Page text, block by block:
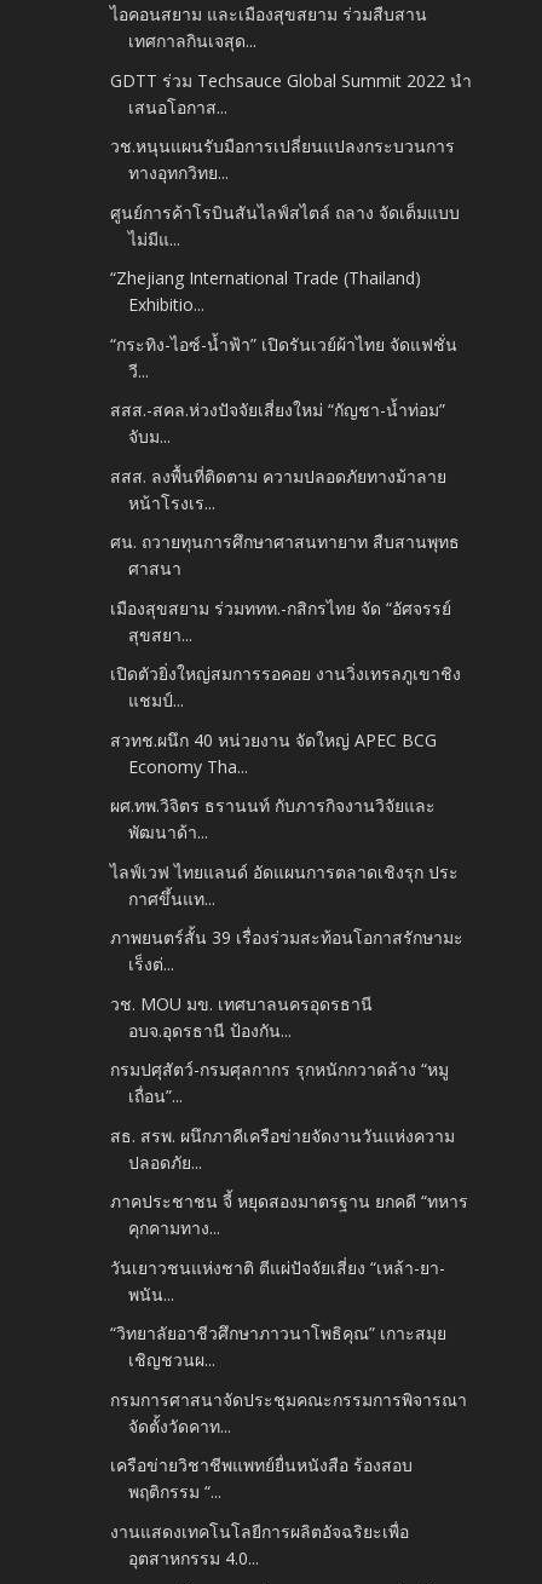
ไอคอนสยาม และเมืองสุขสยาม ร่วมสืบสาน
เทศกาลกินเจสุด...
GDTT ร่วม Techsauce Global Summit 2022 นำ
เสนอโอกาส...
วช.หนุนแผนรับมือการเปลี่ยนแปลงกระบวนการ
ทางอุทกวิทย...
ศูนย์การค้าโรบินสันไลฟ์สไตล์ ถลาง จัดเต็มแบบ
ไม่มีแ...
“Zhejiang International Trade (Thailand)
Exhibitio...
“กระทิง-ไอซ์-น้ำฟ้า” เปิดรันเวย์ผ้าไทย จัดแฟชั่น
วี...
สสส.-สคล.ห่วงปัจจัยเสี่ยงใหม่ “กัญชา-น้ำท่อม”
จับม...
สสส. ลงพื้นที่ติดตาม ความปลอดภัยทางม้าลาย
หน้าโรงเร...
ศน. ถวายทุนการศึกษาศาสนทายาท สืบสานพุทธ
ศาสนา
เมืองสุขสยาม ร่วมททท.-กสิกรไทย จัด “อัศจรรย์
สุขสยา...
เปิดตัวยิ่งใหญ่สมการรอคอย งานวิ่งเทรลภูเขาชิง
แชมป์...
สวทช.ผนึก 40 หน่วยงาน จัดใหญ่ APEC BCG
Economy Tha...
ผศ.ทพ.วิจิตร ธรานนท์ กับภารกิจงานวิจัยและ
พัฒนาด้า...
ไลฟ์เวฟ ไทยแลนด์ อัดแผนการตลาดเชิงรุก ประ
กาศขึ้นแท...
ภาพยนตร์สั้น 39 เรื่องร่วมสะท้อนโอกาสรักษามะ
เร็งต่...
วช. MOU มข. เทศบาลนครอุดรธานี
อบจ.อุดรธานี ป้องกัน...
กรมปศุสัตว์-กรมศุลกากร รุกหนักกวาดล้าง “หมู
เถื่อน”...
สธ. สรพ. ผนึกภาคีเครือข่ายจัดงานวันแห่งความ
ปลอดภัย...
ภาคประชาชน จี้ หยุดสองมาตรฐาน ยกคดี “ทหาร
คุกคามทาง...
วันเยาวชนแห่งชาติ ตีแผ่ปัจจัยเสี่ยง “เหล้า-ยา-
พนัน...
“วิทยาลัยอาชีวศึกษาภาวนาโพธิคุณ” เกาะสมุย
เชิญชวนผ...
กรมการศาสนาจัดประชุมคณะกรรมการพิจารณา
จัดตั้งวัดคาท...
เครือข่ายวิชาชีพแพทย์ยื่นหนังสือ ร้องสอบ
พฤติกรรม “...
งานแสดงเทคโนโลยีการผลิตอัจฉริยะเพื่อ
อุตสาหกรรม 4.0...